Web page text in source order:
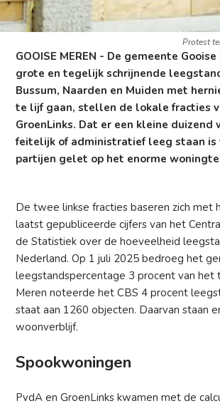
Protest
GOOISE MEREN - De gemeente
grote en tegelijk schrijnende
Bussum, Naarden en Muiden met
te lijf gaan, stellen de lokale fracties
GroenLinks. Dat er een kleine duizend
feitelijk of administratief leeg staan is
partijen gelet op het enorme
De twee linkse fracties baseren zich met
laatst gepubliceerde cijfers van het
de Statistiek over de hoeveelheid
Nederland. Op 1 juli 2025 bedroeg het
leegstandspercentage 3 procent van het
Meren noteerde het CBS 4 procent
staat aan 1260 objecten. Daarvan staan
woonverblijf.
Spookwoningen
PvdA en GroenLinks kwamen met de